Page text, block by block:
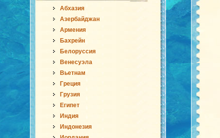
Абхазия
Азербайджан
Армения
Бахрейн
Белоруссия
Венесуэла
Вьетнам
Греция
Грузия
Египет
Индия
Индонезия